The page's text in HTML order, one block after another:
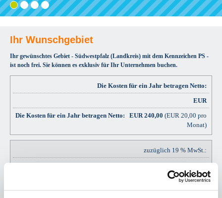
Gebiet
wählen
Adresse
eingeben
Angaben
prüfen
bestellen
Ihre
Bestätigung
Ihr Wunschgebiet
Ihr gewünschtes Gebiet - Südwestpfalz (Landkreis) mit dem Kennzeichen PS -
ist noch frei. Sie können es exklusiv für Ihr Unternehmen buchen.
Die Kosten für ein Jahr betragen Netto:
EUR
EUR240,00 (EUR 20,00 pro
Monat)
zuzüglich 19 % MwSt.:
EUR
EUR45,60